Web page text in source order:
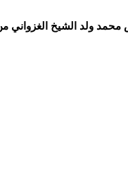
محمد ولد الشيخ